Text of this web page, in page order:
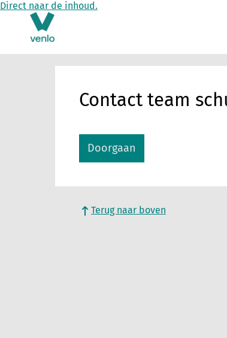
Direct naar de inhoud.
Contact team
Doorgaan
Terug naar boven